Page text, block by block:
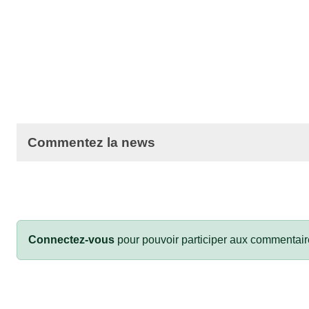
Commentez la news
Connectez-vous pour pouvoir participer aux